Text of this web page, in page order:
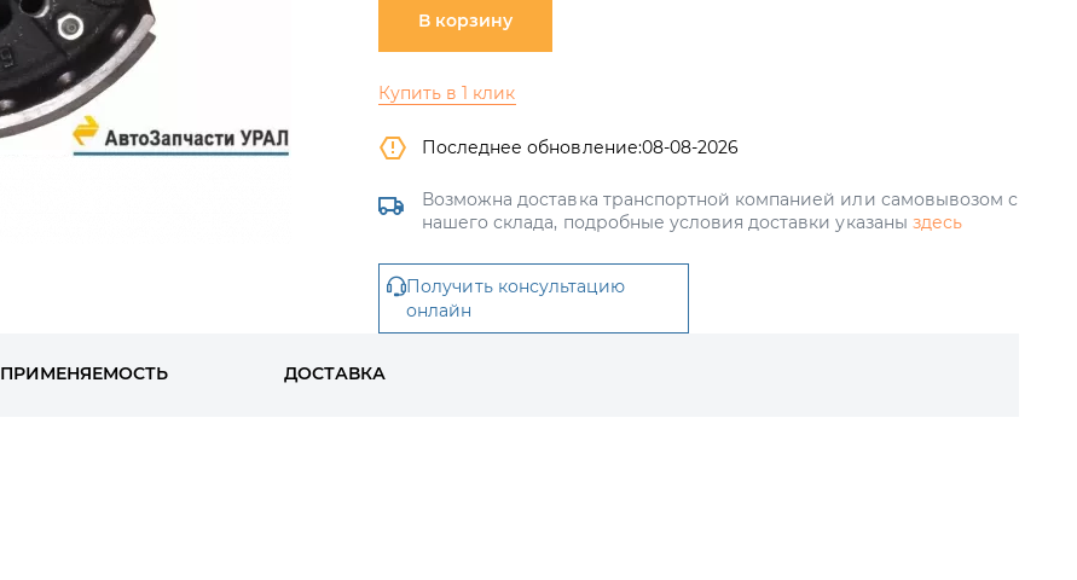
В корзину
Купить в 1 клик
Последнее обновление:08-08-2026
Возможна доставка транспортной компанией или самовывозом с
нашего склада, подробные условия доставки указаны здесь
Получить консультацию
онлайн
ПРИМЕНЯЕМОСТЬ ДОСТАВКА